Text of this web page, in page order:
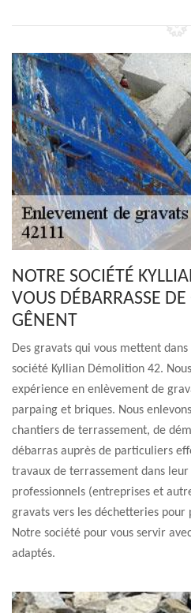
NOTRE SOCIÉTÉ
VOUS DÉBARRASSE
GÊNENT
Des gravats qui vous mettent
société Kyllian Démolition 42.
expérience en enlèvement de
parpaing et briques. Nous
chantiers de terrassement, de
débarras auprès de particuliers
travaux de terrassement dans
professionnels (entreprises et
gravats vers les déchetteries pour
Notre société pour vous servir
adaptés.